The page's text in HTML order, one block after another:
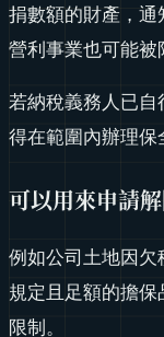
捐數額的財產，通
營利事業也可能被
若納稅義務人已
得在範圍內辦理保
可以用來申請
例如公司土地因
規定且足額的擔
限制。